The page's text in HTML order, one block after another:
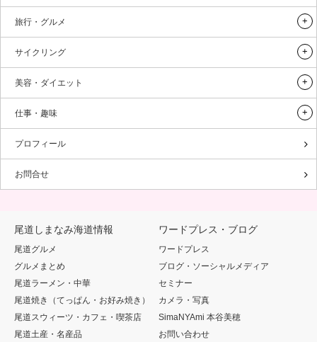
旅行・グルメ
サイクリング
美容・ダイエット
仕事・趣味
プロフィール
お問合せ
尾道しまなみ海道情報
尾道グルメ
グルメまとめ
尾道ラーメン・中華
尾道焼き（てっぱん・お好み焼き）
尾道スウィーツ・カフェ・喫茶店
尾道土産・名産品
ワードプレス・ブログ
ワードプレス
ブログ・ソーシャルメディア
セミナー
カメラ・写真
SimaNYAmi 本谷美穂
お問い合わせ